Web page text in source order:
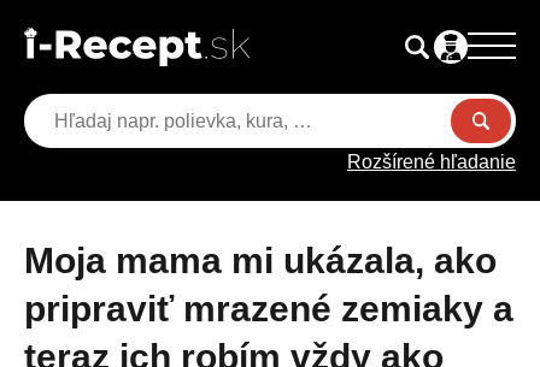
Rozšírené hľadanie
Moja mama mi ukázala, ako
pripraviť mrazené zemiaky a
teraz ich robím vždy ako